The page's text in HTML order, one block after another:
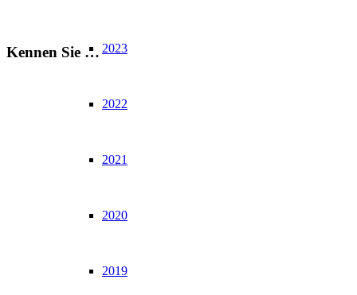
2023
2022
2021
2020
2019
Kennen Sie …